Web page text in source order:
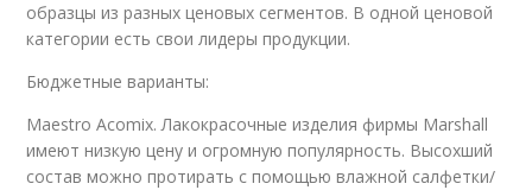
образцы из разных ценовых сегментов. В одной ценовой
категории есть свои лидеры продукции.
Бюджетные варианты:
Maestro Acomix. Лакокрасочные изделия фирмы Marshall
имеют низкую цену и огромную популярность. Высохший
состав можно протирать с помощью влажной салфетки/